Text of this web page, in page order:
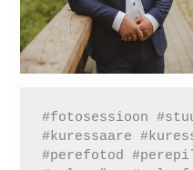
#fotosessioon
#kuressaare
#perefotod